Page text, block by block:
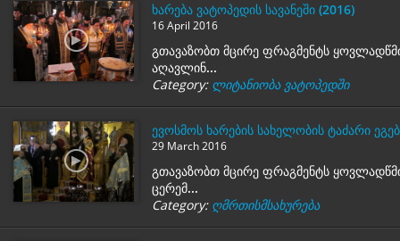
ხარება ვატოპედის სავანეში (2016)
16 April 2016
გთავაზობთ მცირე ფრაგმენტს
აღავლინ...
Category: ლიტანიობა ვატოპედში
ევოსმოს ხარების სახელობის ტაძარი
29 March 2016
გთავაზობთ მცირე ფრაგმენტს
ცერემ...
Category: ღმრთისმსახურება